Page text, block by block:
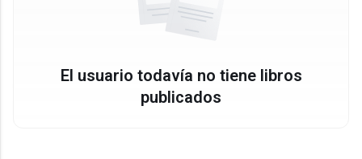
El usuario todavía no tiene libros
publicados